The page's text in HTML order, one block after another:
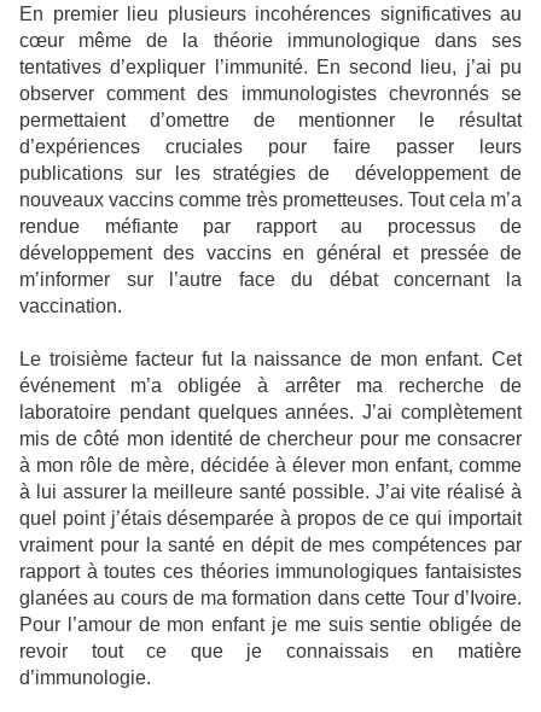
En premier lieu plusieurs incohérences significatives au
cœur même de la théorie immunologique dans ses
tentatives d’expliquer l’immunité. En second lieu, j’ai pu
observer comment des immunologistes chevronnés se
permettaient d’omettre de mentionner le résultat
d’expériences cruciales pour faire passer leurs
publications sur les stratégies de
développement de
nouveaux vaccins comme très prometteuses. Tout cela m’a
rendue méfiante par rapport au processus de
développement des vaccins en général et pressée de
m’informer sur l’autre face du débat concernant la
vaccination.
Le troisième facteur fut la naissance de mon enfant. Cet
événement m’a obligée à arrêter ma recherche de
laboratoire pendant quelques années. J’ai complètement
mis de côté mon identité de chercheur pour me consacrer
à mon rôle de mère, décidée à élever mon enfant, comme
à lui assurer la meilleure santé possible. J’ai vite réalisé à
quel point j’étais désemparée à propos de ce qui importait
vraiment pour la santé en dépit de mes compétences par
rapport à toutes ces théories immunologiques fantaisistes
glanées au cours de ma formation dans cette Tour d’Ivoire.
Pour l’amour de mon enfant je me suis sentie obligée de
revoir tout ce que je connaissais en matière
d’immunologie.